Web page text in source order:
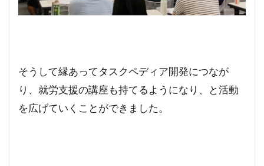
そうして縁あってタスクペディア開発につなが
り、就労支援の講座も持てるようになり、と活動
を広げていくことができました。